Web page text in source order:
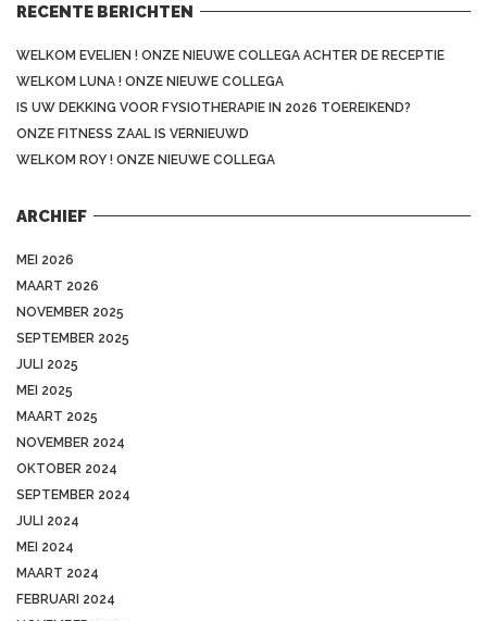
RECENTE BERICHTEN
WELKOM EVELIEN ! ONZE NIEUWE COLLEGA ACHTER DE RECEPTIE
WELKOM LUNA ! ONZE NIEUWE COLLEGA
IS UW DEKKING VOOR FYSIOTHERAPIE IN 2026 TOEREIKEND?
ONZE FITNESS ZAAL IS VERNIEUWD
WELKOM ROY ! ONZE NIEUWE COLLEGA
ARCHIEF
MEI 2026
MAART 2026
NOVEMBER 2025
SEPTEMBER 2025
JULI 2025
MEI 2025
MAART 2025
NOVEMBER 2024
OKTOBER 2024
SEPTEMBER 2024
JULI 2024
MEI 2024
MAART 2024
FEBRUARI 2024